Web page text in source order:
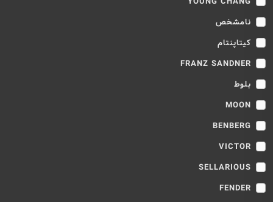
نامشخص
کیتاپنتام
FRANZ SANDNER
بلوط
MOON
BENBERG
VICTOR
SELLARIOUS
FENDER